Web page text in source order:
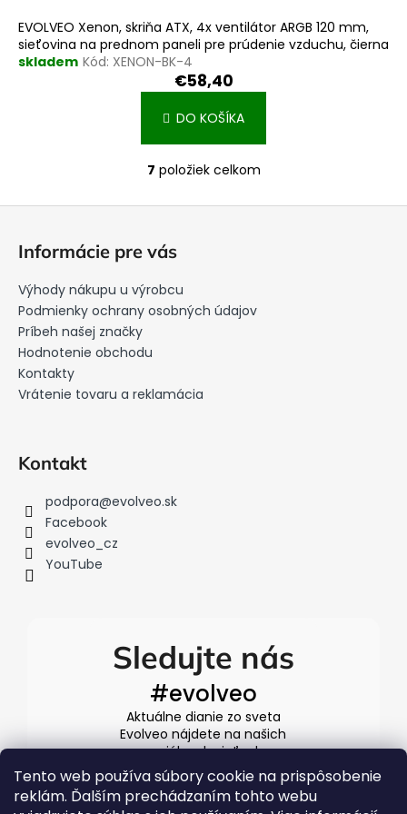
Tento web používa súbory cookie na prispôsobenie
reklám. Ďalším prechádzaním tohto webu
EVOLVEO Xenon, skriňa ATX, 4x ventilátor ARGB 120 mm,
sieťovina na prednom paneli pre prúdenie vzduchu, čierna
skladem Kód: XENON-BK-4
€58,40
DO KOŠÍKA
O
i
v
7 položiek celkom
Informácie pre vás
Výhody nákupu u výrobcu
Podmienky ochrany osobných údajov
Príbeh našej značky
Hodnotenie obchodu
Kontakty
Vrátenie tovaru a reklamácia
Kontakt
podpora@evolveo.sk
Facebook
evolveo_cz
YouTube
Sledujte nás
#evolveo
Aktuálne dianie zo sveta
Evolveo nájdete na našich
sociálnych sieťach